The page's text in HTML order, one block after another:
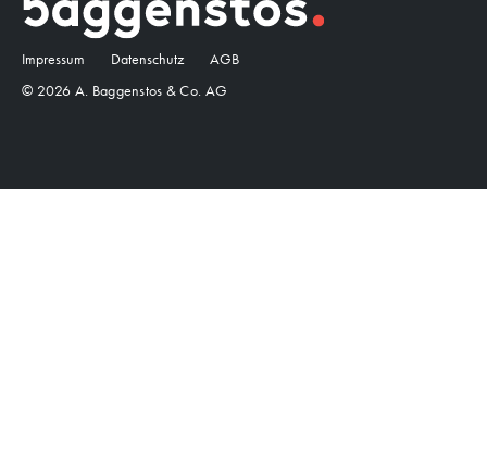
Impressum Datenschutz
AGB
© 2026 A. Baggenstos & Co. AG